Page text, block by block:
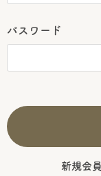
パスワード
新規会